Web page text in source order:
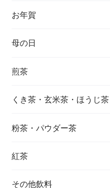
お年賀
母の日
煎茶
くき茶・玄米茶・ほうじ茶
粉茶・パウダー茶
紅茶
その他飲料